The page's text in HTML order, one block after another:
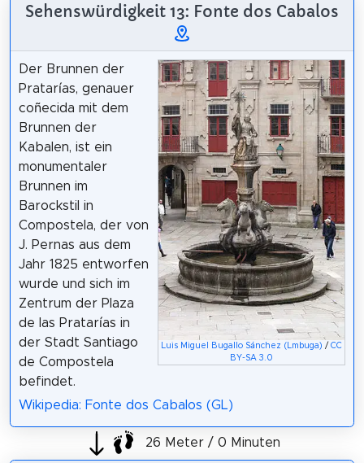
Sehenswürdigkeit 13: Fonte dos Cabalos
Luis Miguel Bugallo Sánchez (Lmbuga) /CC
BY-SA 3.0
Der Brunnen der
Pratarías, genauer
coñecida mit dem
Brunnen der
Kabalen, ist ein
monumentaler
Brunnen im
Barockstil in
Compostela, der von
J. Pernas aus dem
Jahr 1825 entworfen
wurde und sich im
Zentrum der Plaza
de las Pratarías in
der Stadt Santiago
de Compostela
befindet.
Wikipedia: Fonte dos Cabalos (GL)
26 Meter / 0 Minuten